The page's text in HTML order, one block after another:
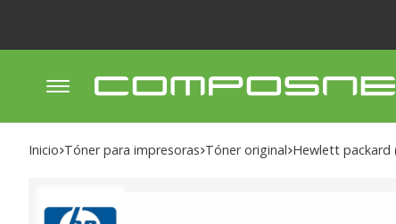
Inicio tóner para impresoras tóner original hewlett packard